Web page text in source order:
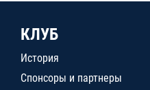
КЛУБ
История
Спонсоры и партнеры